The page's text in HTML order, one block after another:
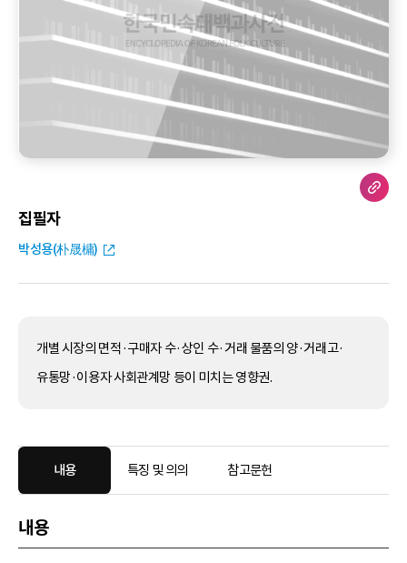
집필자
박성용(朴晟槦)
개별 시장의 면적·구매자 수·상인 수·거래 물품의 양·거래고·
유통망·이용자 사회관계망 등이 미치는 영향권.
내용 특징 및 의의 참고문헌
내용